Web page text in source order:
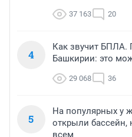
37 163 20
4
Как звучит БПЛА.
Башкирии: это
29 068 36
5
На популярных у
открыли бассейн,
всем